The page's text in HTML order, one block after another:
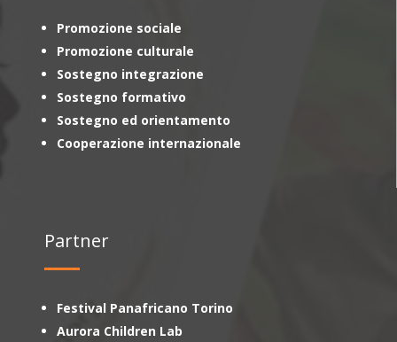
Promozione sociale
Promozione culturale
Sostegno integrazione
Sostegno formativo
Sostegno ed orientamento
Cooperazione internazionale
Partner
Festival Panafricano Torino
Aurora Children Lab